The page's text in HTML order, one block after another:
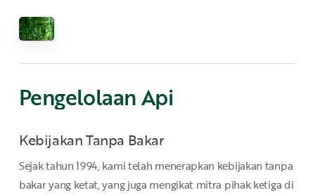
PengelolaanApi
Kebijakan Tanpa Bakar
Sejak tahun 1994, kami telah menerapkan kebijakan tanpa
bakar yang ketat, yang juga mengikat mitra pihak ketiga di